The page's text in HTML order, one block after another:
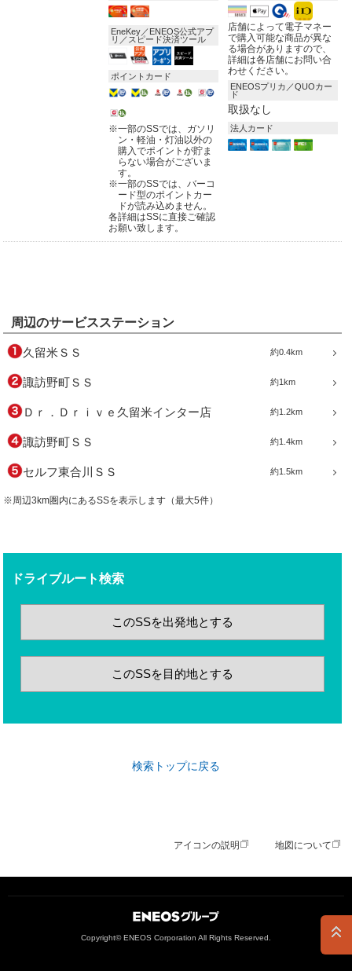
EneKey／ENEOS公式アプ
リ／スピード決済ツール
ポイントカード
※一部のSSでは、ガソリ
ン・軽油・灯油以外の
購入でポイントが貯ま
らない場合がございま
す。
※一部のSSでは、バーコ
ード型のポイントカー
ドが読み込めません。
各詳細はSSに直接ご確認
お願い致します。
店舗によって電子マネー
で購入可能な商品が異な
る場合がありますので、
詳細は各店舗にお問い合
わせください。
ENEOSプリカ／QUOカー
ド
取扱なし
法人カード
周辺のサービスステーション
約0.4km
久留米ＳＳ
約1km
諏訪野町ＳＳ
約1.2km
Ｄｒ．Ｄｒｉｖｅ久留米インター店
約1.4km
諏訪野町ＳＳ
約1.5km
セルフ東合川ＳＳ
※周辺3km圏内にあるSSを表示します（最大5件）
ドライブルート検索
このSSを出発地とする
このSSを目的地とする
検索トップに戻る
アイコンの説明 地図について
Copyright© ENEOS Corporation All Rights Reserved.